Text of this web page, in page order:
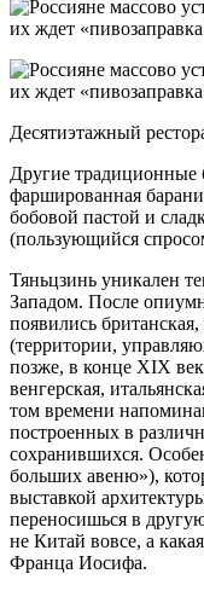
Десятиэтажный
Другие
фаршированная
бобовой пастой и
(пользующийся
Тяньцзинь уникален
Западом. После
появились
(территории,
позже, в конце XIX
венгерская,
том времени
построенных в
сохранившихся.
больших авеню»),
выставкой
переносишься в
не Китай вовсе, а
Франца Иосифа.